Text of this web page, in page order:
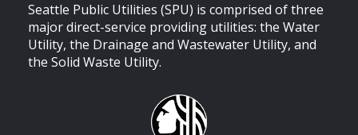
Seattle Public Utilities (SPU) is comprised of three
major direct-service providing utilities: the Water
Utility, the Drainage and Wastewater Utility, and
the Solid Waste Utility.